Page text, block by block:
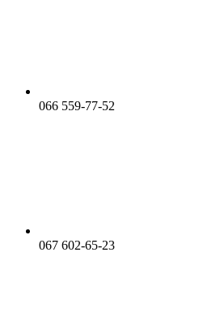
066 559-77-52
067 602-65-23